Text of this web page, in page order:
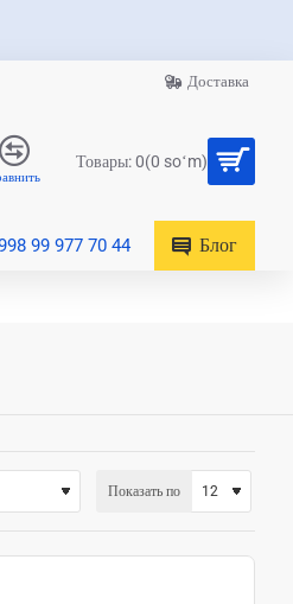
Доставка
Товары: 0(0 soʻm)
99 977 70 44 Блог
Показать по